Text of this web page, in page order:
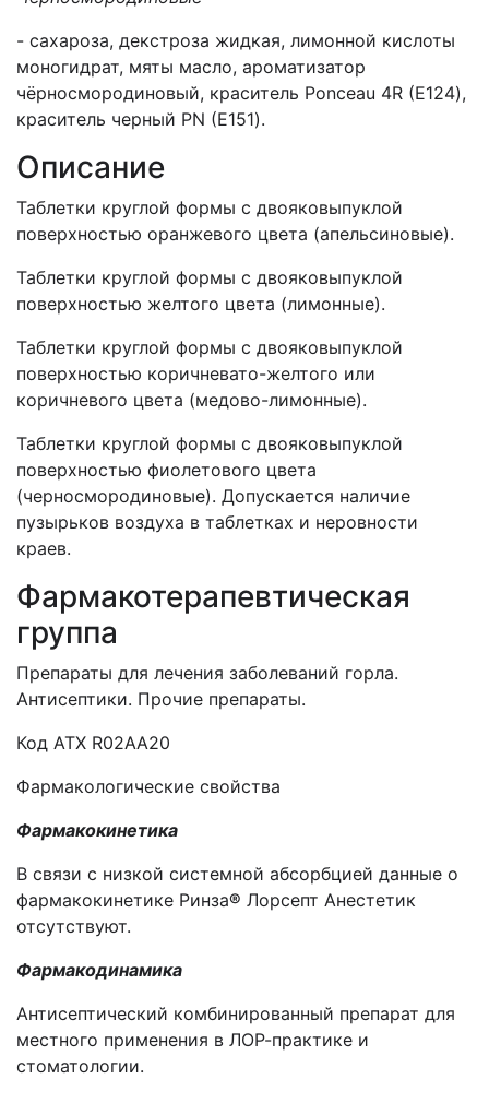
- сахароза, декстроза жидкая, лимонной кислоты
моногидрат, мяты масло, ароматизатор
чёрносмородиновый, краситель Ponceau 4R (Е124),
краситель черный PN (Е151).
Описание
Таблетки круглой формы с двояковыпуклой
поверхностью оранжевого цвета (апельсиновые).
Таблетки круглой формы с двояковыпуклой
поверхностью желтого цвета (лимонные).
Таблетки круглой формы с двояковыпуклой
поверхностью коричневато-желтого или
коричневого цвета (медово-лимонные).
Таблетки круглой формы с двояковыпуклой
поверхностью фиолетового цвета
(черносмородиновые). Допускается наличие
пузырьков воздуха в таблетках и неровности
краев.
Фармакотерапевтическая
группа
Препараты для лечения заболеваний горла.
Антисептики. Прочие препараты.
Код АТХ R02AA20
Фармакологические свойства
Фармакокинетика
В связи с низкой системной абсорбцией данные о
фармакокинетике Ринза® Лорсепт Анестетик
отсутствуют.
Фармакодинамика
Антисептический комбинированный препарат для
местного применения в ЛОР-практике и
стоматологии.